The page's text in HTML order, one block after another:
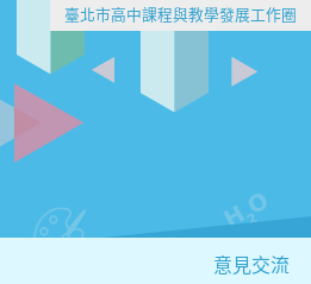
臺北市高中課程與教學發展工作圈
意見交流